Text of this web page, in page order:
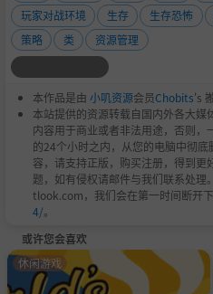
独特的繁殖、骑乘、驯服机制
3大派系各具特色
加载时可选修改游戏的特权
永久解锁点数与商店
可自定义英雄单位
战役模式
丰富的生存模式，含解锁与元
10万+恐龙，流畅运行60帧
数十种单位、恐龙和建筑
成就与Steam云存档
4K高清复古预渲染画风
玩家对战环境
生存 生存恐怖
策略
类
资源管理
本作品是由 小叽资源会员Chobits's
本站提供的资源转载自国内外各大
内容用于商业或者非法用途，否则
的24个小时之内，从您的电脑中彻
容，请支持正版，购买注册，得到
题，如有侵权请邮件与我们联系处
tlook.com，我们会在第一时间断开
4/。
或许您会喜欢
休闲游戏